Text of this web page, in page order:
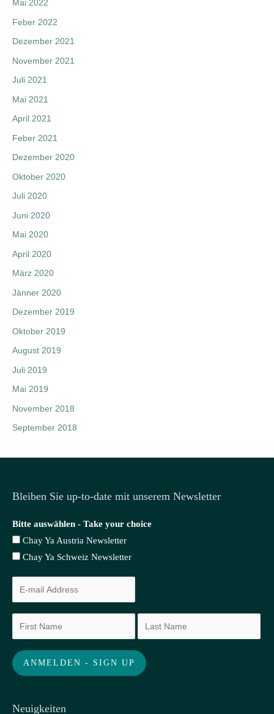
Mai 2022
Feber 2022
Dezember 2021
November 2021
Juli 2021
Mai 2021
April 2021
Feber 2021
Dezember 2020
Oktober 2020
Juli 2020
Juni 2020
Mai 2020
April 2020
März 2020
Jänner 2020
Dezember 2019
Oktober 2019
August 2019
Juli 2019
Mai 2019
November 2018
September 2018
Bleiben Sie up-to-date mit unserem Newsletter
Bitte auswählen - Take your choice
Chay Ya Austria Newsletter
Chay Ya Schweiz Newsletter
Neuigkeiten